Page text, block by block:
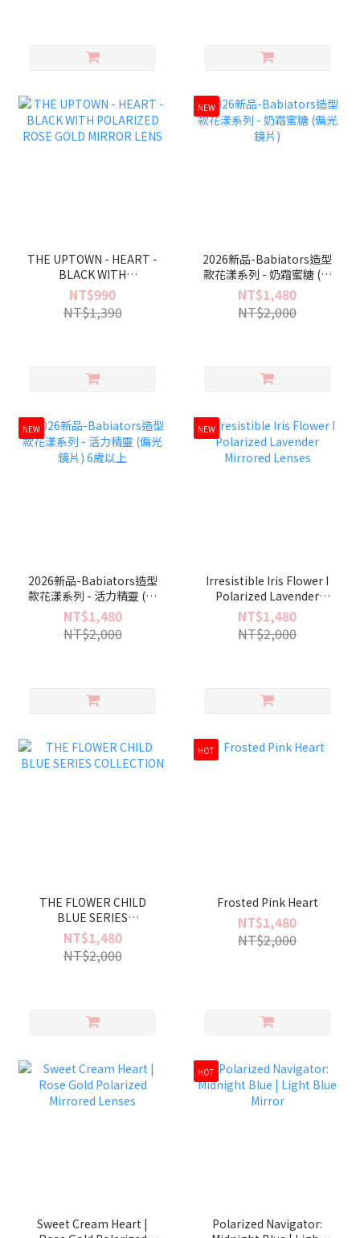
THE UPTOWN - HEART -
BLACK WITH
POLARIZED ROSE GOLD
MIRROR LENS
NT$990
NT$1,390
NEW
2026新品-Babiators造型
款花漾系列 - 奶霜蜜糖 (偏
光鏡片)
NT$1,480
NT$2,000
NEW
2026新品-Babiators造型
款花漾系列 - 活力精靈 (偏
光鏡片) 6歲以上
NT$1,480
NT$2,000
NEW
Irresistible Iris Flower I
Polarized Lavender
Mirrored Lenses
NT$1,480
NT$2,000
THE FLOWER CHILD
BLUE SERIES
COLLECTION
NT$1,480
NT$2,000
HOT
Frosted Pink Heart
NT$1,480
NT$2,000
Sweet Cream Heart |
HOT
Polarized Navigator: